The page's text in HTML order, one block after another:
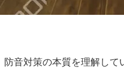
音対策の本質を理解し